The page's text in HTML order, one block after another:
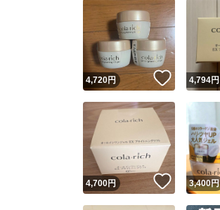
4,720円 いいね！
4,794円
4,700円 いいね！
3,400円